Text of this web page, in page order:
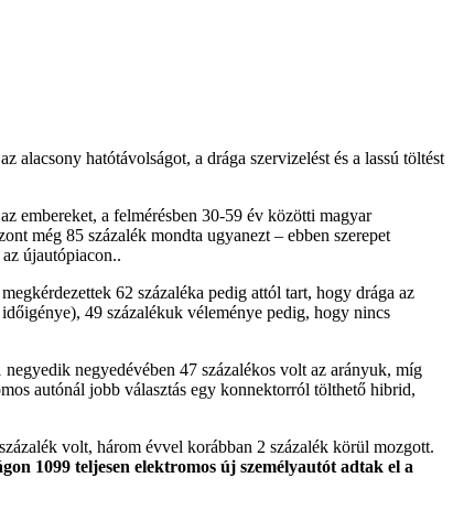
alacsony hatótávolságot, a drága szervizelést és a lassú töltést
embereket, a felmérésben 30-59 év közötti magyar
még 85 százalék mondta ugyanezt – ebben szerepet
újautópiacon..
62 százaléka pedig attól tart, hogy drága az
49 százalékuk véleménye pedig, hogy nincs
negyedik negyedévében 47 százalékos volt az arányuk, míg
autónál jobb választás egy konnektorról tölthető hibrid,
volt, három évvel korábban 2 százalék körül mozgott.
1099 teljesen elektromos új személyautót adtak el a